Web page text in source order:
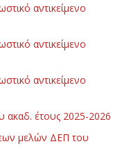
αντικείμενο
αντικείμενο
αντικείμενο
ακαδ. έτους 2025-2026
μελών ΔΕΠ του